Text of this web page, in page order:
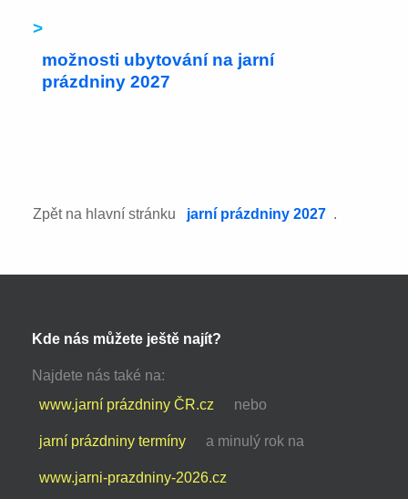
>
možnosti ubytování na jarní
prázdniny 2027
Zpět na hlavní stránku jarní prázdniny 2027 .
Kde nás můžete ještě najít?
Najdete nás také na:
www.jarní prázdniny ČR.cz
nebo
jarní prázdniny termíny a minulý rok na
www.jarni-prazdniny-2026.cz